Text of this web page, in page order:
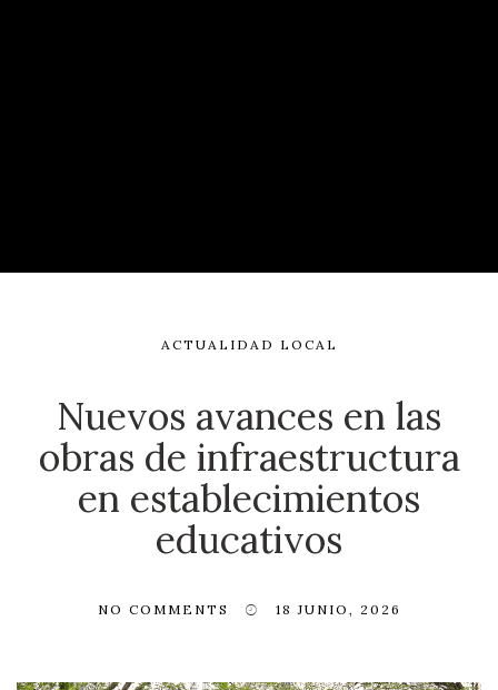
ACTUALIDAD LOCAL
Nuevos avances en las
obras de infraestructura
en establecimientos
educativos
NO COMMENTS 18 JUNIO, 2026